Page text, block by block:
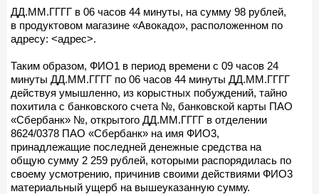
ДД.ММ.ГГГГ в 06 часов 44 минуты, на сумму 98 рублей,
в продуктовом магазине «Авокадо», расположенном по
адресу: <адрес>.
Таким образом, ФИО1 в период времени с 09 часов 24
минуты ДД.ММ.ГГГГ по 06 часов 44 минуты ДД.ММ.ГГГГ
действуя умышленно, из корыстных побуждений, тайно
похитила с банковского счета №, банковской карты ПАО
«Сбербанк» №, открытого ДД.ММ.ГГГГ в отделении
8624/0378 ПАО «Сбербанк» на имя ФИО3,
принадлежащие последней денежные средства на
общую сумму 2 259 рублей, которыми распорядилась по
своему усмотрению, причинив своими действиями ФИО3
материальный ущерб на вышеуказанную сумму.